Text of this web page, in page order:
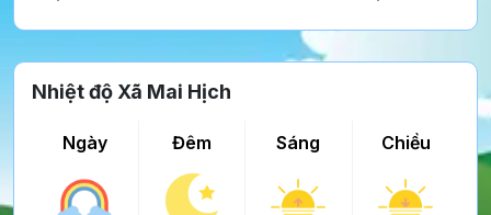
Nhiệt độ Xã Mai Hịch
Ngày Đêm Sáng Chiều